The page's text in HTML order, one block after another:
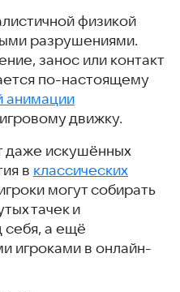
физикой
разрушениями.
занос или контакт
по-настоящему
анимации
движку.
даже искушённых
в классических
могут собирать
тачек и
себя, а ещё
игроками в онлайн-